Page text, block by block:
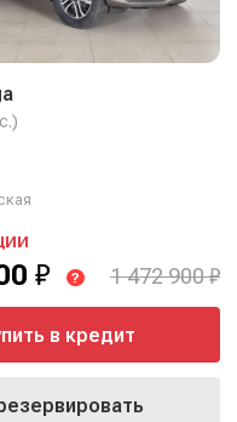
₽ ? 1 472 900 ₽
в кредит